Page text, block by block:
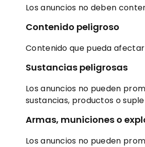
Los anuncios no deben
Contenido peligroso
Contenido que pueda
Sustancias peligrosas
Los anuncios no pueden
sustancias, productos o
Armas, municiones o
Los anuncios no pueden